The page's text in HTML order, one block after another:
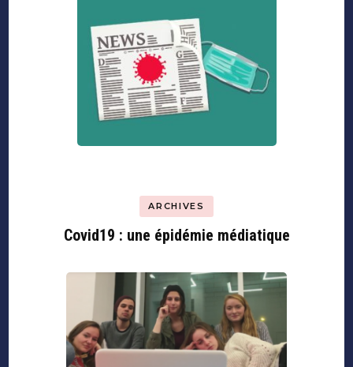
ARCHIVES
Covid19 : une épidémie médiatique